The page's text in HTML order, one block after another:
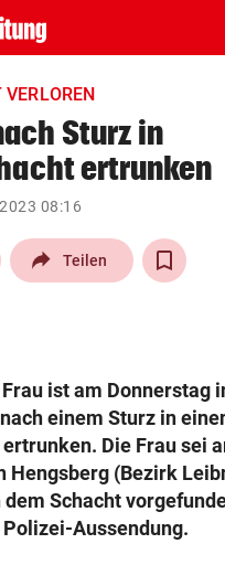
close
arrow_right
arrow_right
GmbH & Co KG 2026
Wien
Sturz in
ertrunken
08:16
Teilen
ist am Donnerstag
einem Sturz in
Die Frau sei
Hengsberg (Bezirk
Schacht
Aussendung.